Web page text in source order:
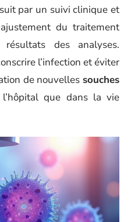
par un suivi clinique et
du traitement
des analyses.
l’infection et éviter
de nouvelles souches
que dans la vie